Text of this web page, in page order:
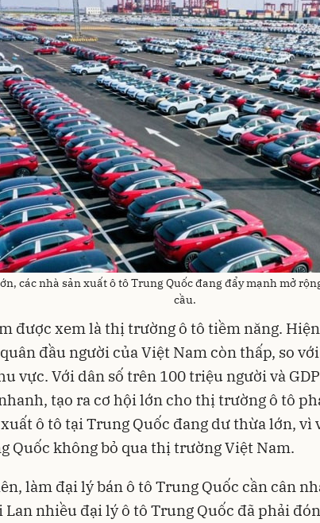
các nhà sản xuất ô tô Trung Quốc đang đẩy mạnh mở
cầu.
được xem là thị trường ô tô tiềm năng.
đầu người của Việt Nam còn thấp, so
vực. Với dân số trên 100 triệu người và
tạo ra cơ hội lớn cho thị trường ô tô
ô tô tại Trung Quốc đang dư thừa lớn, vì
Quốc không bỏ qua thị trường Việt Nam.
làm đại lý bán ô tô Trung Quốc cần cân
Lan nhiều đại lý ô tô Trung Quốc đã phải